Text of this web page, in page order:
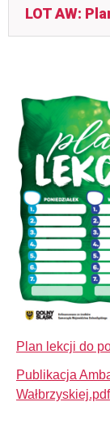
LOT AW:
Plan lekcji do
Publikacja
Wałbrzyskiej.pdf